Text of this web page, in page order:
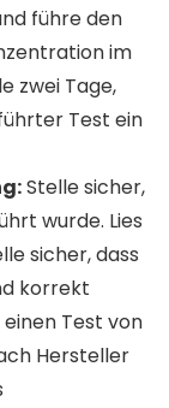
führe den
im
zwei Tage,
Test ein
Stelle sicher,
wurde. Lies
sicher, dass
korrekt
Test von
Hersteller